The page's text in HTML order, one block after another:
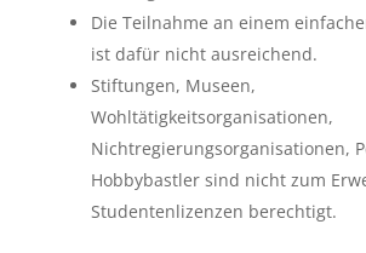
Die Teilnahme an einem
ist dafür nicht ausreichend.
Stiftungen, Museen,
Wohltätigkeitsorganisationen,
Nichtregierungsorganisationen,
Hobbybastler sind nicht zum
Studentenlizenzen berechtigt.